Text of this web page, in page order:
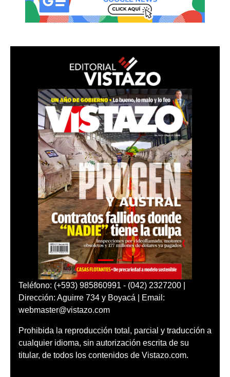
Teléfono: (+593) 985860991 - (042) 2327200 |
Dirección: Aguirre 734 y Boyacá | Email:
webmaster@vistazo.com
Prohibida la reproducción total, parcial y traducción a
cualquier idioma, sin autorización escrita de su
titular, de todos los contenidos de Vistazo.com.